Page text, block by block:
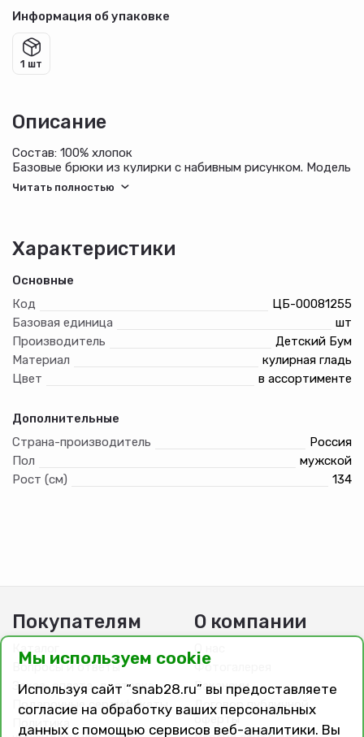
Информация об упаковке
1 шт
Описание
Состав: 100% хлопок
Базовые брюки из кулирки с набивным рисунком. Модель
с боковыми карманами, на притачном поясе с
Характеристики
Основные
Код
ЦБ-00081255
Базовая единица
шт
Производитель
Детский Бум
Материал
кулирная гладь
Цвет
в ассортименте
Дополнительные
Страна-производитель
Россия
Пол
мужской
Рост (см)
134
Покупателям
Каталог
Вопросы и ответы
Заказ, оплата, доставка
Подарочные сертификаты
О компании
О нас
Фотогалерея
Вакансии
Договор публичной
оферты
Мы используем cookie
Используя сайт “snab28.ru” вы предоставляете
согласие на обработку ваших персональных
данных с помощью сервисов веб-аналитики. Вы